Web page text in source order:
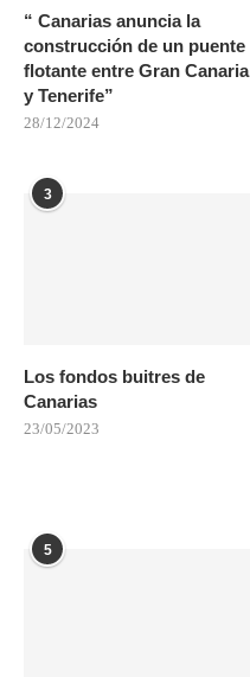
“ Canarias anuncia la
construcción de un puente
flotante entre Gran Canaria
y Tenerife”
28/12/2024
3
Los fondos buitres de
Canarias
23/05/2023
5